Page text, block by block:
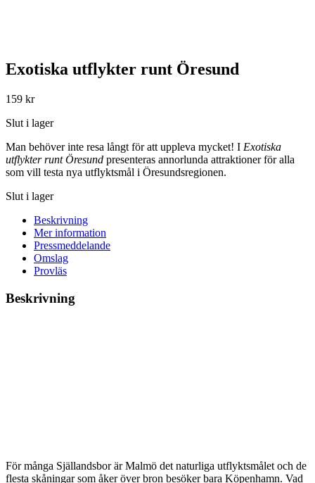
Exotiska utflykter runt Öresund
159 kr
Slut i lager
Man behöver inte resa långt för att uppleva mycket! I Exotiska
utflykter runt Öresund presenteras annorlunda attraktioner för alla
som vill testa nya utflyktsmål i Öresundsregionen.
Slut i lager
Beskrivning
Mer information
Pressmeddelande
Omslag
Provläs
Beskrivning
För många Själlandsbor är Malmö det naturliga utflyktsmålet och de
flesta skåningar som åker över bron besöker bara Köpenhamn. Vad